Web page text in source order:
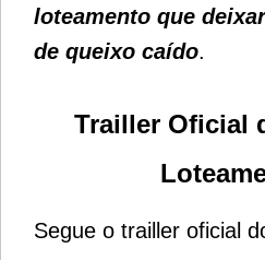
loteamento que
de queixo caído.
Trailler Oficial
Segue o trailler oficial